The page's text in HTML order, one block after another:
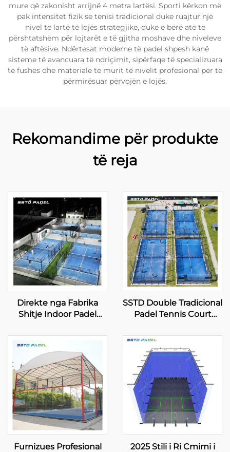
mure që zakonisht arrijnë 4 metra lartësi. Sporti kërkon më
pak intensitet fizik se tenisi tradicional duke ruajtur një
nivel të lartë të lojës strategjike, duke e bërë atë të
përshtatshëm për lojtarët e të gjitha moshave dhe niveleve
të aftësive. Ndërtesat moderne të padel shpesh kanë
sisteme të avancuara të ndriçimit, sipërfaqe të specializuara
të fushës dhe materiale të murit të nivelit profesional për të
përmirësuar përvojën e lojës.
Rekomandime për produkte
të reja
Direkte nga Fabrika
Shitje Indoor Padel
Shumë të Shitura
Tregtësi Panoramik
Paddle Court 001-3
SSTD Double Tradicional
Padel Tennis Court
Licht Klasik Outdoor
Paddle Court 002
Furnizues Profesional
2025 Stili i Ri Cmimi i